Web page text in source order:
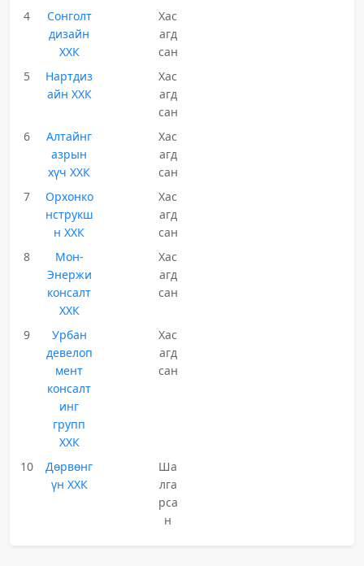
4
Сонголт
дизайн
ХХК
Хас
агд
сан
5
Нартдиз
айн ХХК
Хас
агд
сан
6
Алтайнг
азрын
хүч ХХК
Хас
агд
сан
7
Орхонко
нструкш
н ХХК
Хас
агд
сан
8
Мон-
Энержи
консалт
ХХК
Хас
агд
сан
9
Урбан
девелоп
мент
консалт
инг
групп
ХХК
Хас
агд
сан
10
Дөрвөнг
үн ХХК
Ша
лга
рса
н